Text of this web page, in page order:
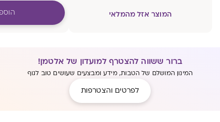
המוצר אזל מהמלאי
ברור ששווה להצטרף למועדון של אלטמן!
המינון המושלם של הטבות, מידע ומבצעים שעושים טוב לגוף
לפרטים והצטרפות